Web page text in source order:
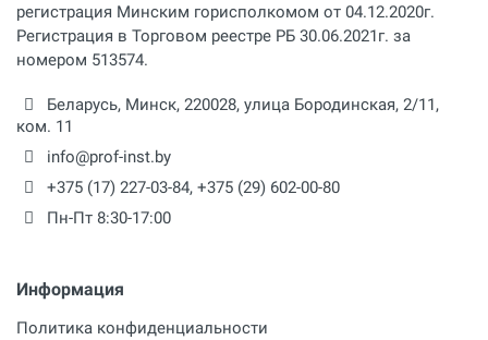
регистрация Минским горисполкомом от 04.12.2020г.
Регистрация в Торговом реестре РБ 30.06.2021г. за
номером 513574.
Беларусь, Минск, 220028, улица Бородинская, 2/11,
ком. 11
info@prof-inst.by
+375 (17) 227-03-84, +375 (29) 602-00-80
Пн-Пт 8:30-17:00
Информация
Политика конфиденциальности